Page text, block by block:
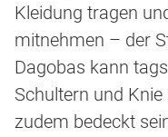
Kleidung tragen
mitnehmen – der
Dagobas kann
Schultern und
zudem bedeckt